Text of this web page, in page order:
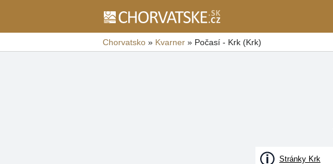
Chorvatsko » Kvarner » Počasí - Krk (Krk)
Stránky Krk